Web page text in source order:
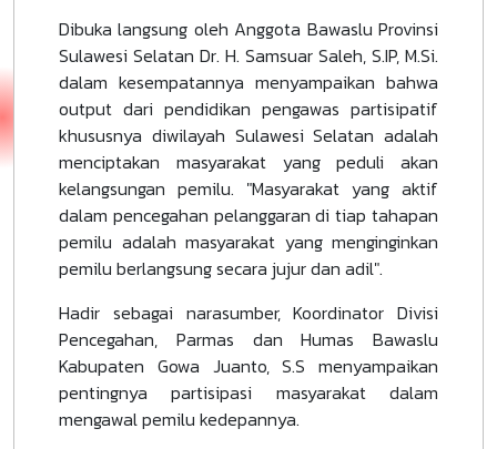
Dibuka langsung oleh Anggota Bawaslu Provinsi
Sulawesi Selatan Dr. H. Samsuar Saleh, S.IP, M.Si.
dalam kesempatannya menyampaikan bahwa
output dari pendidikan pengawas partisipatif
khususnya diwilayah Sulawesi Selatan adalah
menciptakan masyarakat yang peduli akan
kelangsungan pemilu. "Masyarakat yang aktif
dalam pencegahan pelanggaran di tiap tahapan
pemilu adalah masyarakat yang menginginkan
pemilu berlangsung secara jujur dan adil".
Hadir sebagai narasumber, Koordinator Divisi
Pencegahan, Parmas dan Humas Bawaslu
Kabupaten Gowa Juanto, S.S menyampaikan
pentingnya partisipasi masyarakat dalam
mengawal pemilu kedepannya.